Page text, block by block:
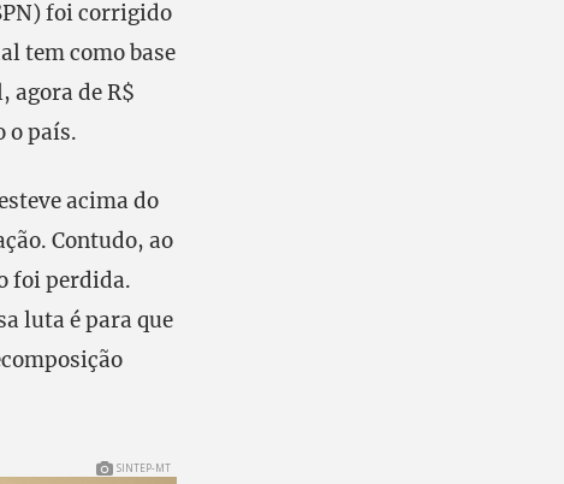
foi corrigido
tem como base
agora de R$
o país.
acima do
Contudo, ao
foi perdida.
luta é para que
SINTEP-MT